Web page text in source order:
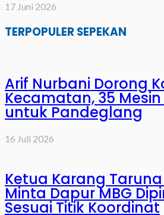
17 Juni 2026
TERPOPULER SEPEKAN
Arif Nurbani Dorong
Kecamatan, 35
untuk Pandeglang
16 Juli 2026
Ketua Karang
Minta Dapur MBG
Sesuai Titik Koordinat